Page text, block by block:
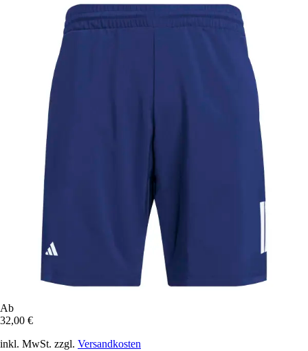
Ab
32,00 €
inkl. MwSt. zzgl. Versandkosten